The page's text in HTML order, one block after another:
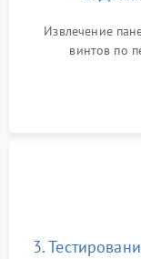
Извлечение
винтов по
сенсорного
3.